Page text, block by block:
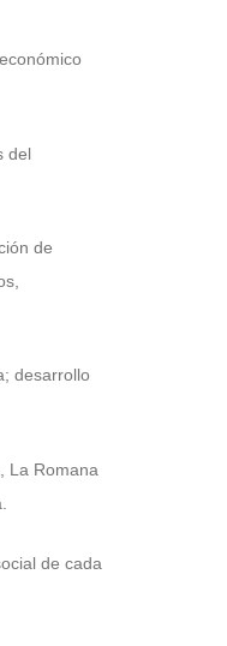
del
de
desarrollo
La Romana
de cada